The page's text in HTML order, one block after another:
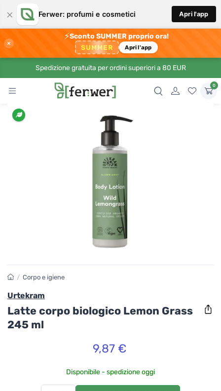
× Ferwer: profumi e cosmetici Apri l'app
×
⚡Sconto SUMMER proprio ora!
SUMMER Apri l'app
Spedizione gratuita per ordini superiori a 80 EUR
0
/ Corpo e igiene
Urtekram
Latte corpo biologico Lemon Grass
245 ml
9,87 €
Disponibile - spedizione oggi